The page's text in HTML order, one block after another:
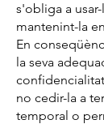
s'obliga a
mantenint-la
En
la seva
no cedir-la a
temporal o